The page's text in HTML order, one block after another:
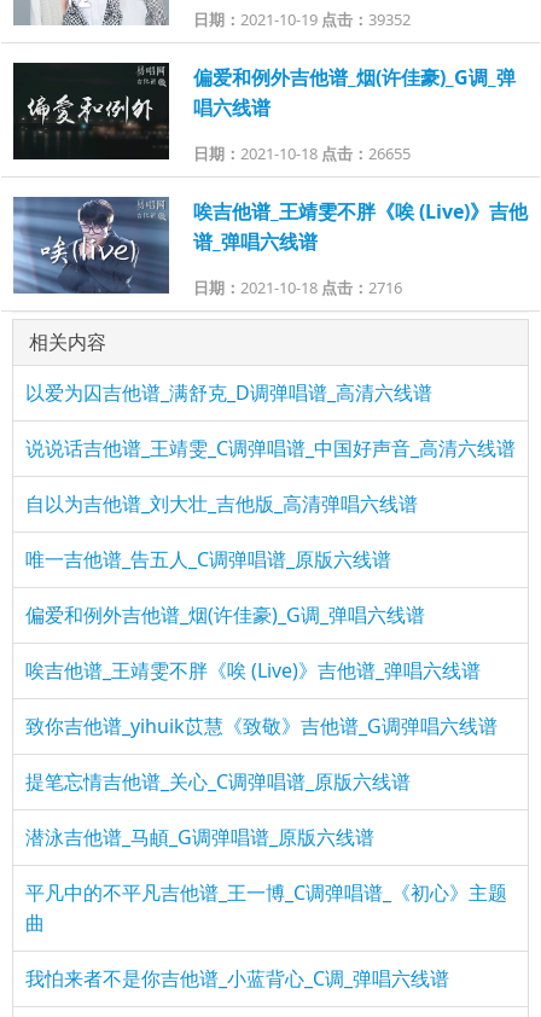
日期： 2021-10-19 点击： 39352
偏爱和例外吉他谱_烟(许佳豪)_G调_弹
唱六线谱
日期： 2021-10-18 点击： 26655
唉吉他谱_王靖雯不胖《唉 (Live)》吉他
谱_弹唱六线谱
日期： 2021-10-18 点击： 2716
相关内容
以爱为囚吉他谱_满舒克_D调弹唱谱_高清六线谱
说说话吉他谱_王靖雯_C调弹唱谱_中国好声音_高清六线谱
自以为吉他谱_刘大壮_吉他版_高清弹唱六线谱
唯一吉他谱_告五人_C调弹唱谱_原版六线谱
偏爱和例外吉他谱_烟(许佳豪)_G调_弹唱六线谱
唉吉他谱_王靖雯不胖《唉 (Live)》吉他谱_弹唱六线谱
致你吉他谱_yihuik苡慧《致敬》吉他谱_G调弹唱六线谱
提笔忘情吉他谱_关心_C调弹唱谱_原版六线谱
潜泳吉他谱_马頔_G调弹唱谱_原版六线谱
平凡中的不平凡吉他谱_王一博_C调弹唱谱_《初心》主题
曲
我怕来者不是你吉他谱_小蓝背心_C调_弹唱六线谱